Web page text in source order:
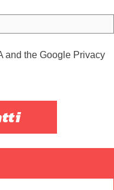
and the Google Privacy